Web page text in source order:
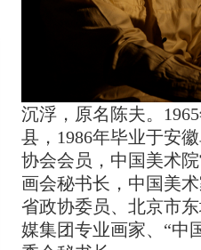
沉浮，原名陈夫。
县，1986年毕业于安
协会会员，中国美术
画会秘书长，中国美
省政协委员、北京市
媒集团专业画家、“中